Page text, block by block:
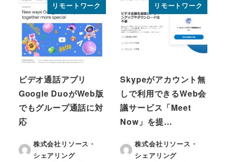
リモートワーク
ビデオ通話アプリ
Google DuoがWeb版
でもグループ通話に対
応
株式会社リソース・
シェアリング
リモートワーク
Skypeがアカウント無
しで利用できるWeb会
議サービス「Meet
Now」を提…
株式会社リソース・
シェアリング